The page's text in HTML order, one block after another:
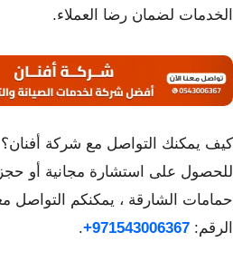
الخدمات لضمان رضا العملاء.
كيف يمكنك التواصل مع شركة أفنان؟
للحصول على استشارة مجانية أو
حمامات الشارقة ، يمكنكم التواصل
الرقم: 971543006367+
.